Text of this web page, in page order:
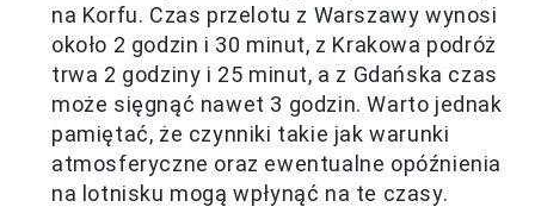
na Korfu. Czas przelotu z Warszawy wynosi
około 2 godzin i 30 minut, z Krakowa podróż
trwa 2 godziny i 25 minut, a z Gdańska czas
może sięgnąć nawet 3 godzin. Warto jednak
pamiętać, że czynniki takie jak warunki
atmosferyczne oraz ewentualne opóźnienia
na lotnisku mogą wpłynąć na te czasy.